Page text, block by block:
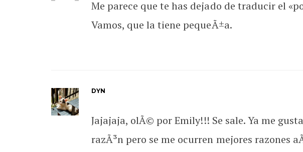
Me parece que te has dejado de traducir el
Vamos, que la tiene pequeÃ±a.
DYN
Jajajaja, olÃ© por Emily!!! Se sale. Ya me
razÃ³n pero se me ocurren mejores razones